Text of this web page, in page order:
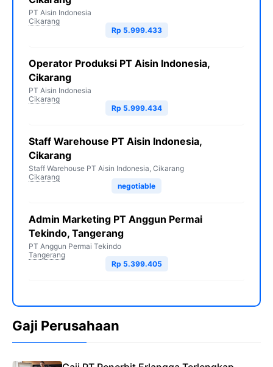
PT Aisin Indonesia
Cikarang
Rp 5.999.433
Operator Produksi PT Aisin Indonesia,
Cikarang
PT Aisin Indonesia
Cikarang
Rp 5.999.434
Staff Warehouse PT Aisin Indonesia,
Cikarang
Staff Warehouse PT Aisin Indonesia, Cikarang
Cikarang
negotiable
Admin Marketing PT Anggun Permai
Tekindo, Tangerang
PT Anggun Permai Tekindo
Tangerang
Rp 5.399.405
Gaji Perusahaan